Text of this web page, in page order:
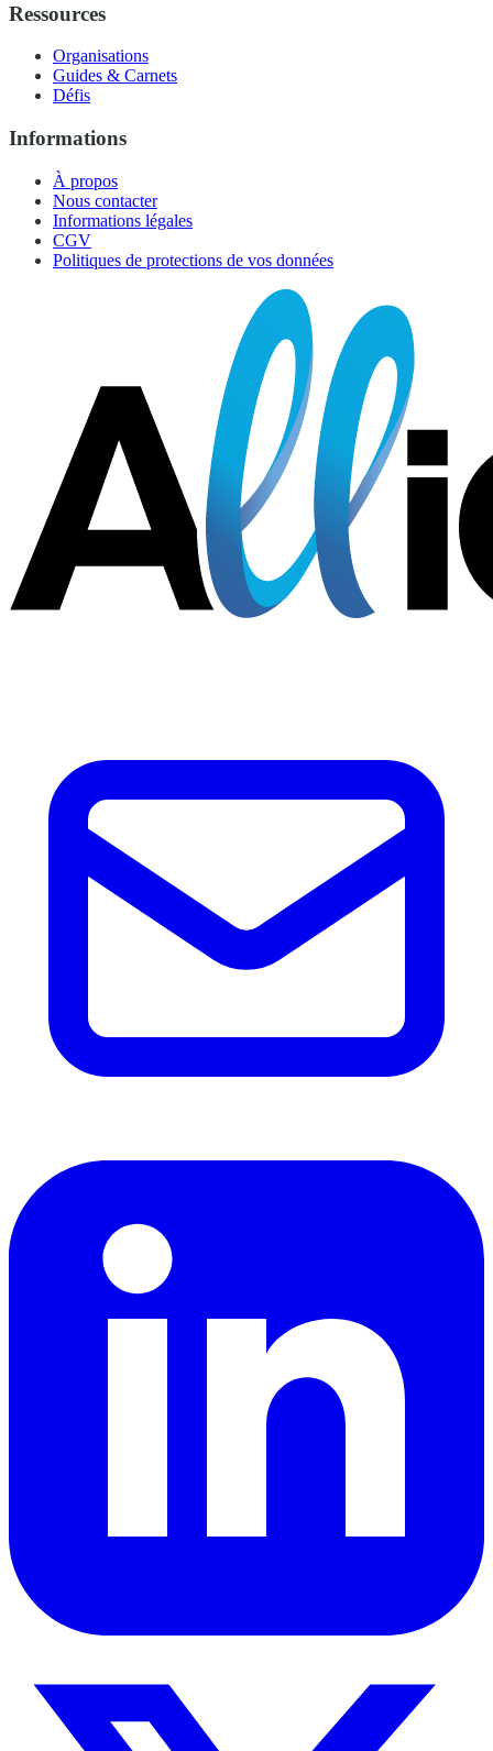
Ressources
Organisations
Guides & Carnets
Défis
Informations
À propos
Nous contacter
Informations légales
CGV
Politiques de protections de vos données